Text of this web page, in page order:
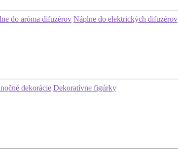
do aróma difuzérov Náplne do elektrických difuzérov
dekorácie Dekoratívne figúrky